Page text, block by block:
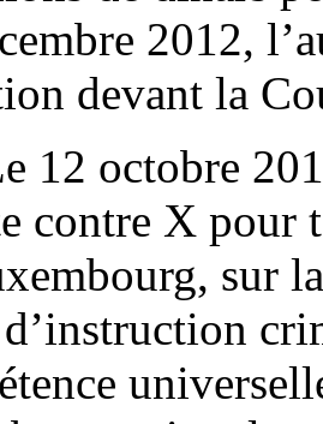
2012,
devant la
12 octobre
contre X pour
sur